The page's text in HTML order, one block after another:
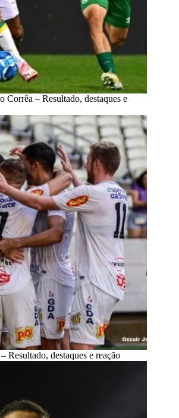
Corrêa – Resultado, destaques e
Resultado, destaques e reação